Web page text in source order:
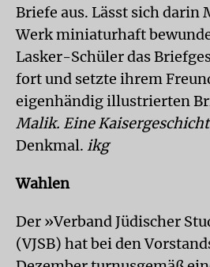
Briefe aus. Lässt sich darin
Werk miniaturhaft
Lasker-Schüler das
fort und setzte ihrem
eigenhändig illustrierten
Malik. Eine
Denkmal. ikg
Wahlen
Der »Verband Jüdischer
(VJSB) hat bei den